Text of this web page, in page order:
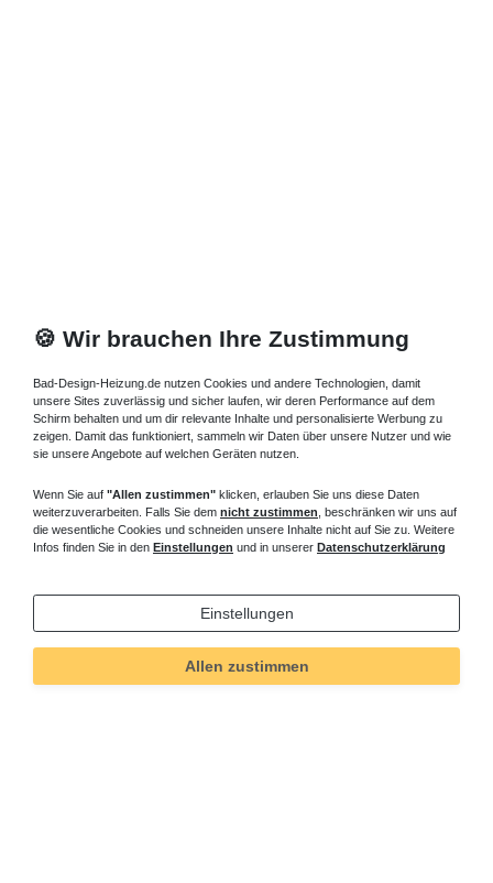
🍪 Wir brauchen Ihre Zustimmung
Bad-Design-Heizung.de nutzen Cookies und andere Technologien, damit
unsere Sites zuverlässig und sicher laufen, wir deren Performance auf dem
Schirm behalten und um dir relevante Inhalte und personalisierte Werbung zu
zeigen. Damit das funktioniert, sammeln wir Daten über unsere Nutzer und wie
sie unsere Angebote auf welchen Geräten nutzen.
Wenn Sie auf "Allen zustimmen" klicken, erlauben Sie uns diese Daten
weiterzuverarbeiten. Falls Sie dem nicht zustimmen , beschränken wir uns auf
die wesentliche Cookies und schneiden unsere Inhalte nicht auf Sie zu. Weitere
Infos finden Sie in den Einstellungen und in unserer Datenschutzerklärung
Einstellungen
Allen zustimmen